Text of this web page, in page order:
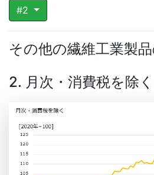
#2
その他の繊維工業製
2. 月次・消費税を除く